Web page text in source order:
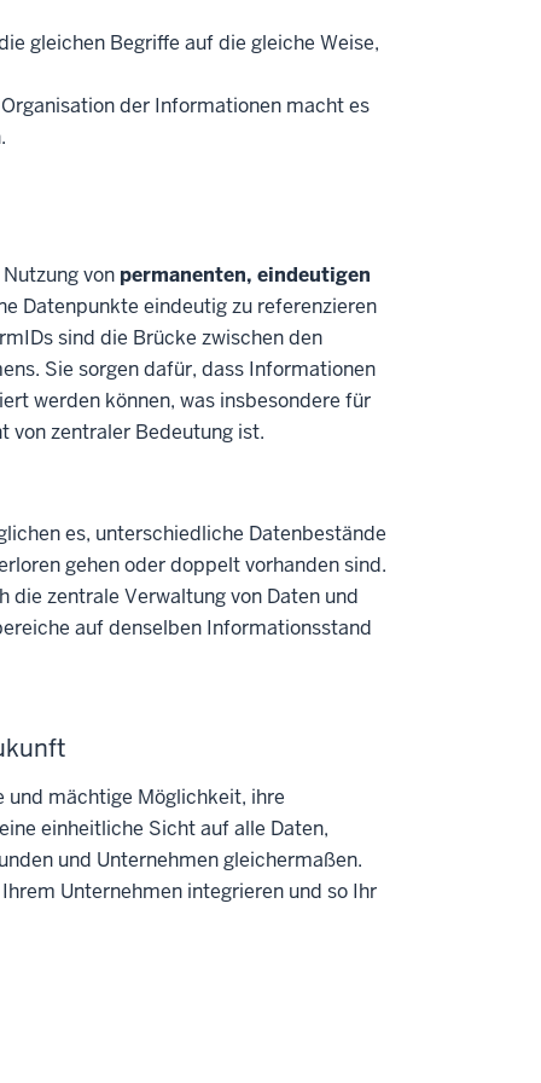
gleichen Begriffe auf die gleiche Weise,
der Informationen macht es
von permanenten, eindeutigen
Datenpunkte eindeutig zu referenzieren
sind die Brücke zwischen den
Sie sorgen dafür, dass Informationen
werden können, was insbesondere für
von zentraler Bedeutung ist.
es, unterschiedliche Datenbestände
gehen oder doppelt vorhanden sind.
die zentrale Verwaltung von Daten und
auf denselben Informationsstand
mächtige Möglichkeit, ihre
einheitliche Sicht auf alle Daten,
und Unternehmen gleichermaßen.
Unternehmen integrieren und so Ihr